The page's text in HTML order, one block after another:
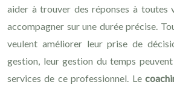
aider à trouver des réponses à toutes
accompagner sur une durée précise.
veulent améliorer leur prise de
gestion, leur gestion du temps
services de ce professionnel. Le